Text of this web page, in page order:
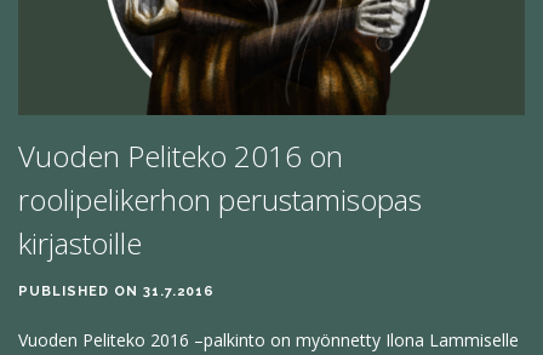
Vuoden Peliteko 2016 on
roolipelikerhon perustamisopas
kirjastoille
PUBLISHED ON 31.7.2016
Vuoden Peliteko 2016 –palkinto on myönnetty Ilona Lammiselle